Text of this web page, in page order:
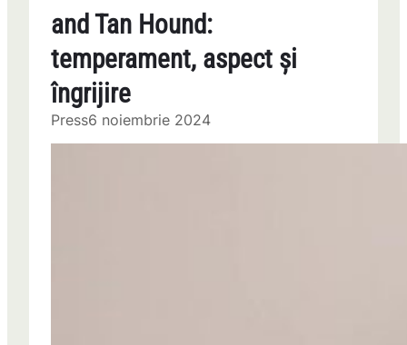
and Tan Hound:
temperament, aspect și
îngrijire
Press6 noiembrie 2024